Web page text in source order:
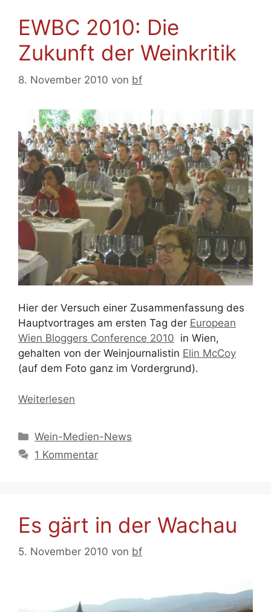
EWBC 2010: Die
Zukunft der Weinkritik
8. November 2010 von bf
Hier der Versuch einer Zusammenfassung des
Hauptvortrages am ersten Tag der European
Wien Bloggers Conference 2010 in Wien,
gehalten von der Weinjournalistin Elin McCoy
(auf dem Foto ganz im Vordergrund).
Weiterlesen
Kategorien
Wein-Medien-News
1 Kommentar
Es gärt in der Wachau
5. November 2010 von bf